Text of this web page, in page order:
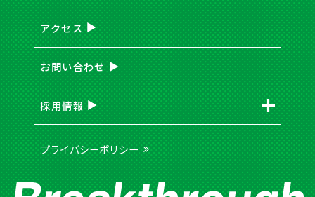
プライバシーポリシー
アクセス
お問い合わせ
採用情報